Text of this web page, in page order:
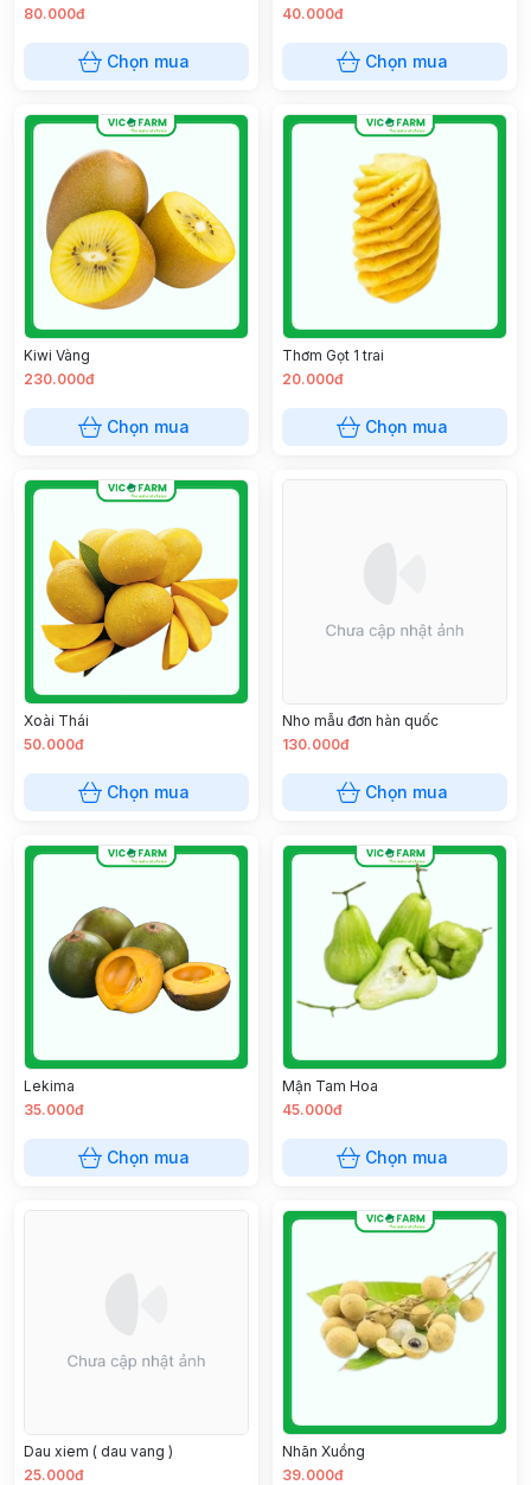
80.000đ
Chọn mua
40.000đ
Chọn mua
Kiwi Vàng
230.000đ
Chọn mua
Thơm Gọt 1 trai
20.000đ
Chọn mua
Xoài Thái
50.000đ
Chọn mua
Nho mẫu đơn hàn quốc
130.000đ
Chọn mua
Lekima
35.000đ
Chọn mua
Mận Tam Hoa
45.000đ
Chọn mua
Dau xiem ( dau vang )
25.000đ
Nhãn Xuồng
39.000đ